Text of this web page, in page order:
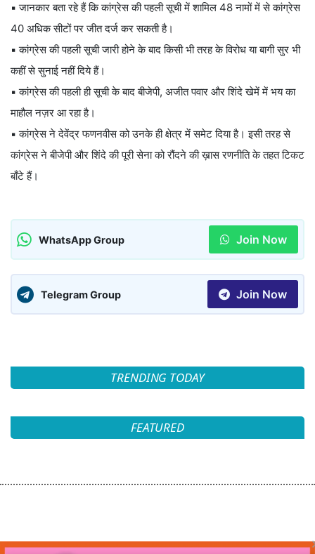
▪️ जानकार बता रहे हैं कि कांग्रेस की पहली सूची में शामिल 48 नामों में से कांग्रेस
40 अधिक सीटों पर जीत दर्ज कर सकती है।
▪️ कांग्रेस की पहली सूची जारी होने के बाद किसी भी तरह के विरोध या बागी सुर भी
कहीं से सुनाई नहीं दिये हैं।
▪️ कांग्रेस की पहली ही सूची के बाद बीजेपी, अजीत पवार और शिंदे खेमें में भय का
माहौल नज़र आ रहा है।
▪️ कांग्रेस ने देवेंद्र फणनवीस को उनके ही क्षेत्र में समेट दिया है। इसी तरह से
कांग्रेस ने बीजेपी और शिंदे की पूरी सेना को रौंदने की ख़ास रणनीति के तहत टिकट
बाँटे हैं।
WhatsApp Group Join Now
Telegram Group Join Now
TRENDING TODAY
FEATURED